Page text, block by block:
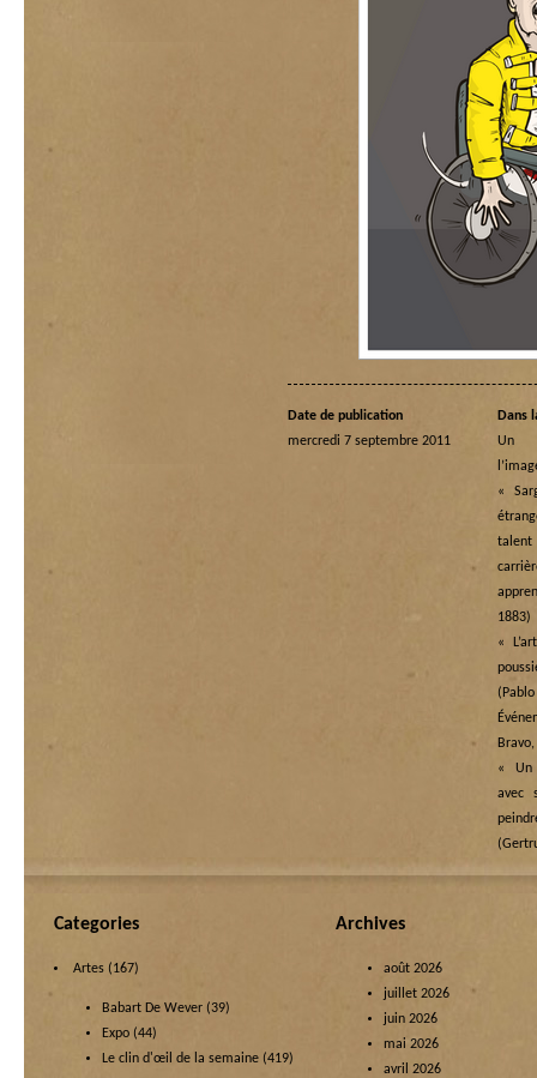
Date de publication
mercredi 7 septembre 2011
Dans
Un
«
1883)
«
« Un
avec
Categories
Artes (167)
Babart De Wever (39)
Expo (44)
Le clin d'œil de la semaine (419)
Archives
août 2026
juillet 2026
juin 2026
mai 2026
avril 2026